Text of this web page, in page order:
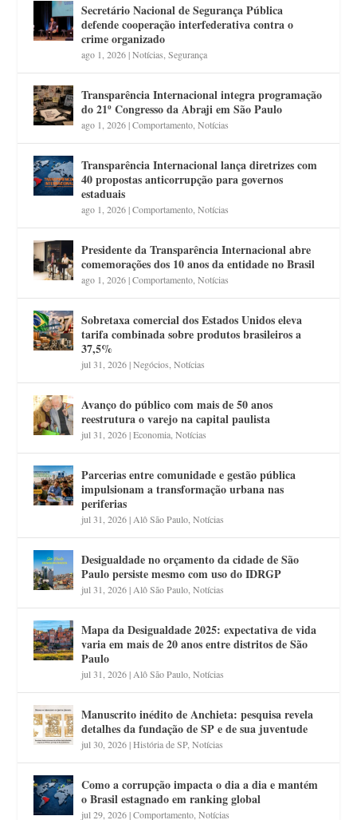
Secretário Nacional de Segurança Pública
defende cooperação interfederativa contra o
crime organizado
ago 1, 2026|Notícias ,Segurança
Transparência Internacional integra programação
do 21º Congresso da Abraji em São Paulo
ago 1, 2026|Comportamento ,Notícias
Transparência Internacional lança diretrizes com
40 propostas anticorrupção para governos
estaduais
ago 1, 2026|Comportamento ,Notícias
Presidente da Transparência Internacional abre
comemorações dos 10 anos da entidade no Brasil
ago 1, 2026|Comportamento ,Notícias
Sobretaxa comercial dos Estados Unidos eleva
tarifa combinada sobre produtos brasileiros a
37,5%
jul 31, 2026|Negócios ,Notícias
Avanço do público com mais de 50 anos
reestrutura o varejo na capital paulista
jul 31, 2026|Economia ,Notícias
Parcerias entre comunidade e gestão pública
impulsionam a transformação urbana nas
periferias
jul 31, 2026| Alô São Paulo ,Notícias
Desigualdade no orçamento da cidade de São
Paulo persiste mesmo com uso do IDRGP
jul 31, 2026| Alô São Paulo ,Notícias
Mapa da Desigualdade 2025: expectativa de vida
varia em mais de 20 anos entre distritos de São
Paulo
jul 31, 2026| Alô São Paulo ,Notícias
Manuscrito inédito de Anchieta: pesquisa revela
detalhes da fundação de SP e de sua juventude
jul 30, 2026|História de SP,Notícias
Como a corrupção impacta o dia a dia e mantém
o Brasil estagnado em ranking global
jul 29, 2026|Comportamento ,Notícias